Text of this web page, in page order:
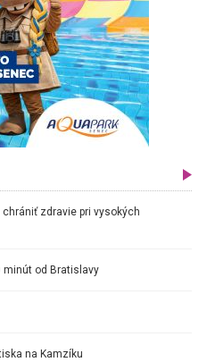
zdravie pri vysokých
minút od Bratislavy
na Kamzíku